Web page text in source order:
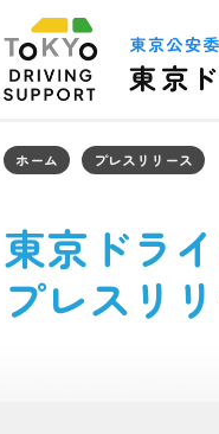
ホーム プレスリリース
東京ドラ
プレスリ